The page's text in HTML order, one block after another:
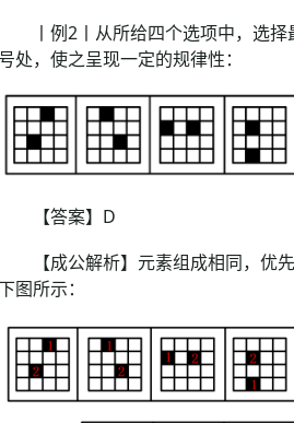
例2丨从所给四个选项中，选择
处，使之呈现一定的规律性：
答案】D
成公解析】元素组成相同，优先
图所示：